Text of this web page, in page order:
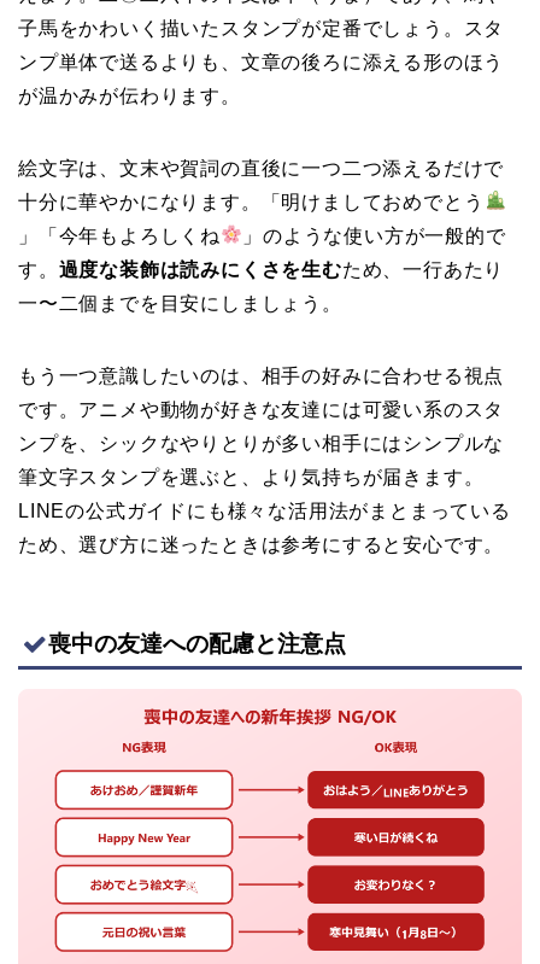
子馬をかわいく描いたスタンプが定番でしょう。スタ
ンプ単体で送るよりも、文章の後ろに添える形のほう
が温かみが伝わります。
絵文字は、文末や賀詞の直後に一つ二つ添えるだけで
十分に華やかになります。「明けましておめでとう
」「今年もよろしくね
」のような使い方が一般的で
す。 過度な装飾は読みにくさを生むため、一行あたり
一〜二個までを目安にしましょう。
もう一つ意識したいのは、相手の好みに合わせる視点
です。アニメや動物が好きな友達には可愛い系のスタ
ンプを、シックなやりとりが多い相手にはシンプルな
筆文字スタンプを選ぶと、より気持ちが届きます。
LINEの公式ガイドにも様々な活用法がまとまっている
ため、選び方に迷ったときは参考にすると安心です。
喪中の友達への配慮と注意点